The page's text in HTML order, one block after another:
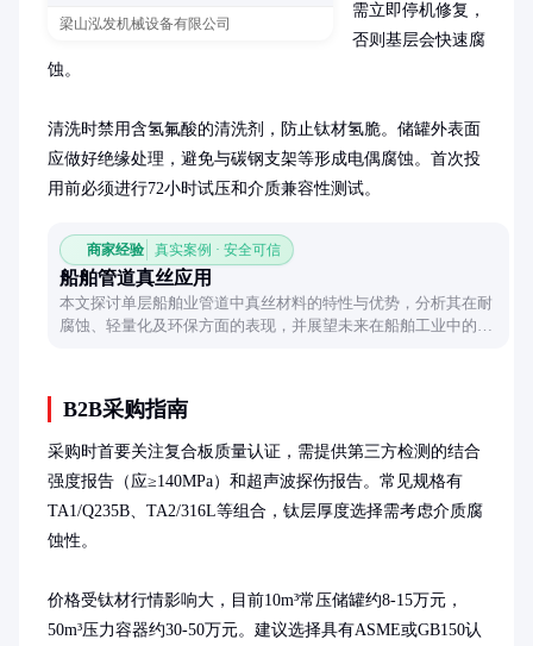
梁山泓发机械设备有限公司
需立即停机修复，
否则基层会快速腐
蚀。
清洗时禁用含氢氟酸的清洗剂，防止钛材氢脆。储罐外表面
应做好绝缘处理，避免与碳钢支架等形成电偶腐蚀。首次投
用前必须进行72小时试压和介质兼容性测试。
商家经验 真实案例 · 安全可信
船舶管道真丝应用
本文探讨单层船舶业管道中真丝材料的特性与优势，分析其在耐
腐蚀、轻量化及环保方面的表现，并展望未来在船舶工业中的创
B2B采购指南
采购时首要关注复合板质量认证，需提供第三方检测的结合
强度报告（应≥140MPa）和超声波探伤报告。常见规格有
TA1/Q235B、TA2/316L等组合，钛层厚度选择需考虑介质腐
蚀性。
价格受钛材行情影响大，目前10m³常压储罐约8-15万元，
50m³压力容器约30-50万元。建议选择具有ASME或GB150认